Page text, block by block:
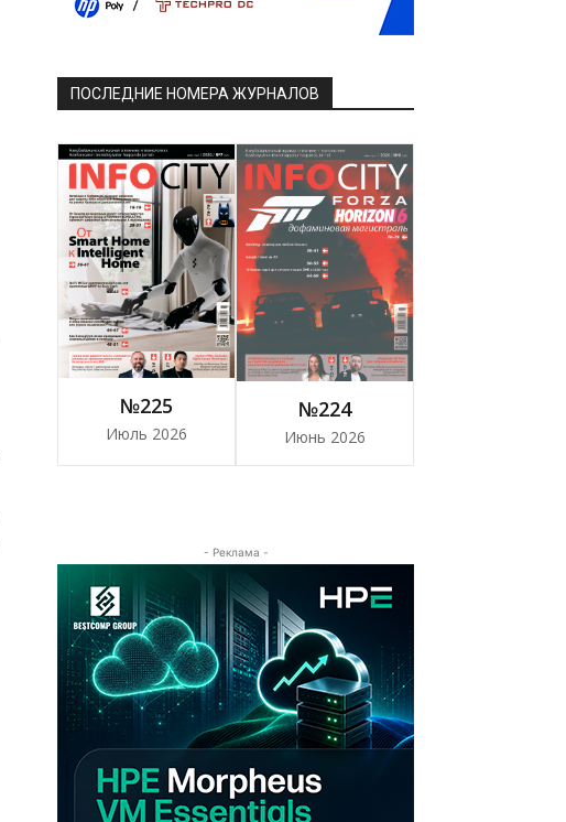
ПОСЛЕДНИЕ НОМЕРА ЖУРНАЛОВ
№225
Июль 2026
№224
Июнь 2026
- Реклама -